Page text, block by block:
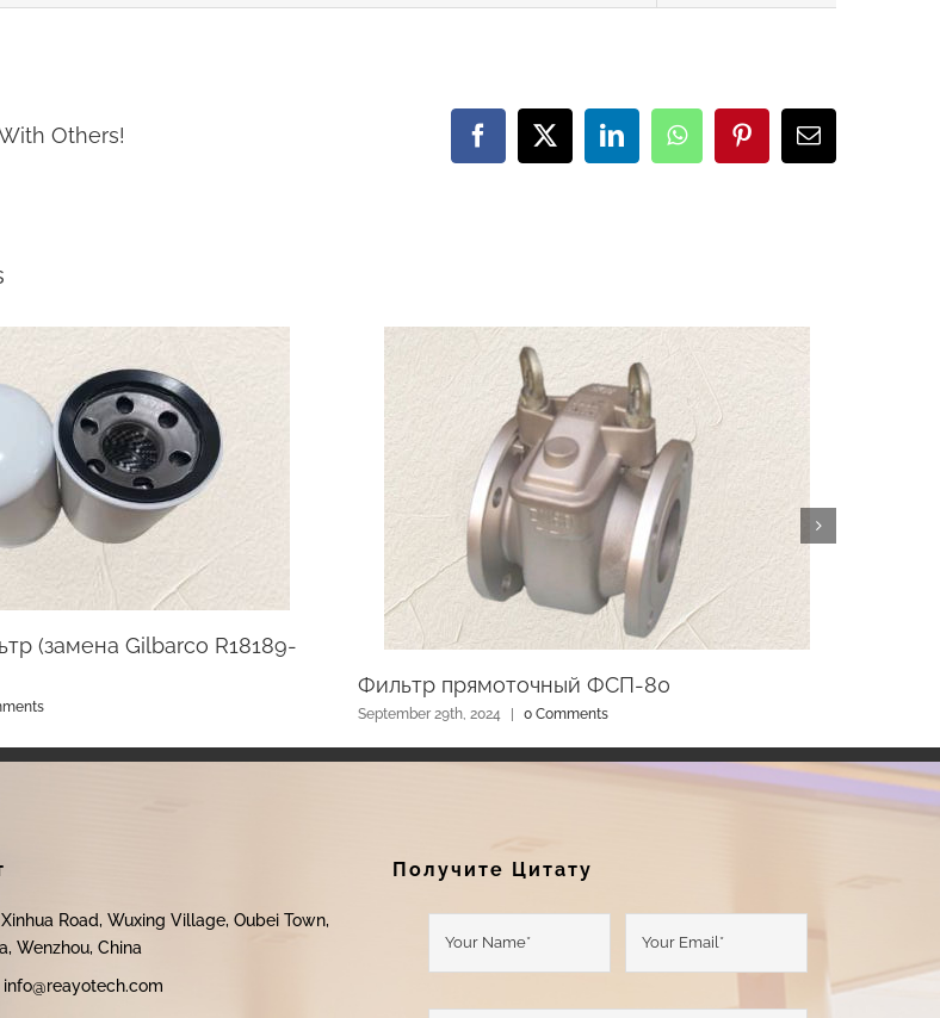
Others! FacebookTwitterLinkedInWhatsAppPinterestEmail
(замена Gilbarco R18189-
Фильтр прямоточный ФСП-80
September 29th, 2024 0 Comments
Road, Wuxing Village, Oubei Town,
Wenzhou, China
info@reayotech.com
Получите Цитату